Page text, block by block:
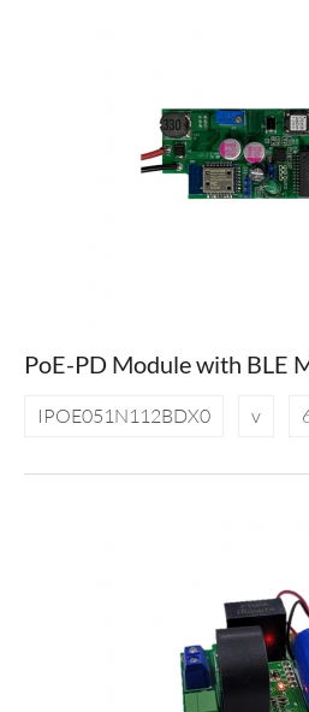
PoE-PD Module with BLE
IPOE051N112BDX0 v